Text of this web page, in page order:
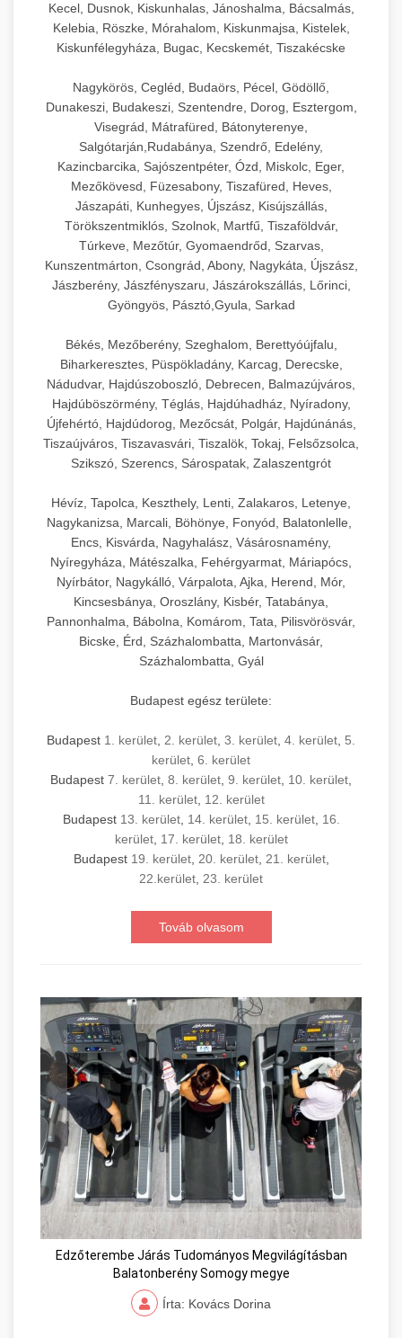
Kecel, Dusnok, Kiskunhalas, Jánoshalma, Bácsalmás,
Kelebia, Röszke, Mórahalom, Kiskunmajsa, Kistelek,
Kiskunfélegyháza, Bugac, Kecskemét, Tiszakécske
Nagykörös, Cegléd, Budaörs, Pécel, Gödöllő,
Dunakeszi, Budakeszi, Szentendre, Dorog, Esztergom,
Visegrád, Mátrafüred, Bátonyterenye,
Salgótarján,Rudabánya, Szendrő, Edelény,
Kazincbarcika, Sajószentpéter, Ózd, Miskolc, Eger,
Mezőkövesd, Füzesabony, Tiszafüred, Heves,
Jászapáti, Kunhegyes, Újszász, Kisújszállás,
Törökszentmiklós, Szolnok, Martfű, Tiszaföldvár,
Túrkeve, Mezőtúr, Gyomaendrőd, Szarvas,
Kunszentmárton, Csongrád, Abony, Nagykáta, Újszász,
Jászberény, Jászfényszaru, Jászárokszállás, Lőrinci,
Gyöngyös, Pásztó,Gyula, Sarkad
Békés, Mezőberény, Szeghalom, Berettyóújfalu,
Biharkeresztes, Püspökladány, Karcag, Derecske,
Nádudvar, Hajdúszoboszló, Debrecen, Balmazújváros,
Hajdúböszörmény, Téglás, Hajdúhadház, Nyíradony,
Újfehértó, Hajdúdorog, Mezőcsát, Polgár, Hajdúnánás,
Tiszaújváros, Tiszavasvári, Tiszalök, Tokaj, Felsőzsolca,
Szikszó, Szerencs, Sárospatak, Zalaszentgrót
Hévíz, Tapolca, Keszthely, Lenti, Zalakaros, Letenye,
Nagykanizsa, Marcali, Böhönye, Fonyód, Balatonlelle,
Encs, Kisvárda, Nagyhalász, Vásárosnamény,
Nyíregyháza, Mátészalka, Fehérgyarmat, Máriapócs,
Nyírbátor, Nagykálló, Várpalota, Ajka, Herend, Mór,
Kincsesbánya, Oroszlány, Kisbér, Tatabánya,
Pannonhalma, Bábolna, Komárom, Tata, Pilisvörösvár,
Bicske, Érd, Százhalombatta, Martonvásár,
Százhalombatta, Gyál
Budapest egész területe:
Budapest 1. kerület, 2. kerület, 3. kerület, 4. kerület, 5.
kerület, 6. kerület
Budapest 7. kerület, 8. kerület, 9. kerület, 10. kerület,
11. kerület, 12. kerület
Budapest 13. kerület, 14. kerület, 15. kerület, 16.
kerület, 17. kerület, 18. kerület
Budapest 19. kerület, 20. kerület, 21. kerület,
22.kerület, 23. kerület
Továb olvasom
Edzőterembe Járás Tudományos Megvilágításban
Balatonberény Somogy megye
Írta: Kovács Dorina